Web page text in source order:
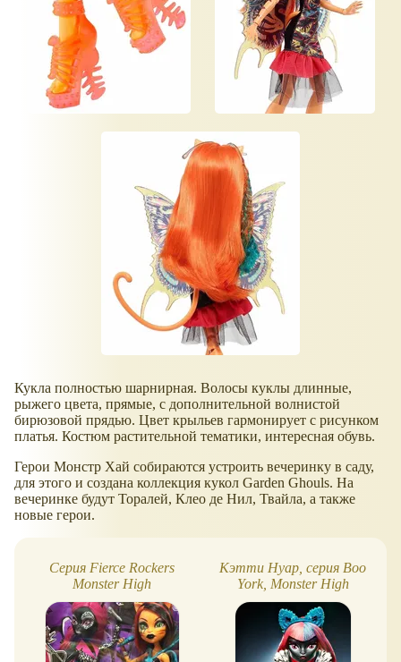
Кукла полностью шарнирная. Волосы куклы длинные,
рыжего цвета, прямые, с дополнительной волнистой
бирюзовой прядью. Цвет крыльев гармонирует с рисунком
платья. Костюм растительной тематики, интересная обувь.
Герои Монстр Хай собираются устроить вечеринку в саду,
для этого и создана коллекция кукол Garden Ghouls. На
вечеринке будут Торалей, Клео де Нил, Твайла, а также
новые герои.
Серия Fierce Rockers
Monster High
Кэтти Нуар, серия Boo
York, Monster High